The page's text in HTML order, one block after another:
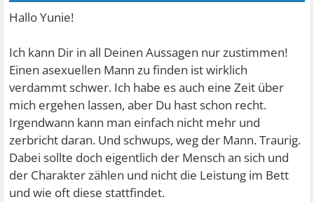
Hallo Yunie!
Ich kann Dir in all Deinen Aussagen nur zustimmen!
Einen asexuellen Mann zu finden ist wirklich
verdammt schwer. Ich habe es auch eine Zeit über
mich ergehen lassen, aber Du hast schon recht.
Irgendwann kann man einfach nicht mehr und
zerbricht daran. Und schwups, weg der Mann. Traurig.
Dabei sollte doch eigentlich der Mensch an sich und
der Charakter zählen und nicht die Leistung im Bett
und wie oft diese stattfindet.